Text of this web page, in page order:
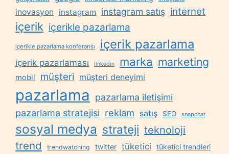
inovasyon instagram instagram satış internet
içerik içerikle pazarlama
içerikle pazarlama konferansı içerik pazarlama
içerik pazarlaması linkedin marka marketing
mobil müşteri müşteri deneyimi
pazarlama
pazarlama iletişimi
pazarlama stratejisi reklam satış SEO snapchat
sosyal medya strateji teknoloji
trend trendwatching twitter tüketici tüketici trendleri